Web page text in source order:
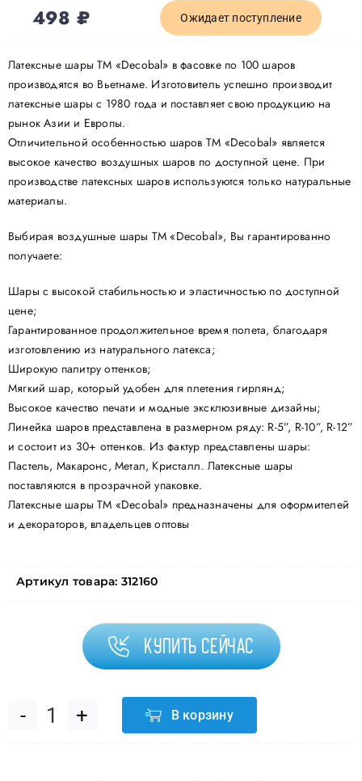
498₽ Ожидает поступление
Латексные шары ТМ «Decobal» в фасовке по 100 шаров
производятся во Вьетнаме. Изготовитель успешно производит
латексные шары с 1980 года и поставляет свою продукцию на
рынок Азии и Европы.
Отличительной особенностью шаров ТМ «Decobal» является
высокое качество воздушных шаров по доступной цене. При
производстве латексных шаров используются только натуральные
материалы.
Выбирая воздушные шары ТМ «Decobal», Вы гарантированно
получаете:
Шары с высокой стабильностью и эластичностью по доступной
цене;
Гарантированное продолжительное время полета, благодаря
изготовлению из натурального латекса;
Широкую палитру оттенков;
Мягкий шар, который удобен для плетения гирлянд;
Высокое качество печати и модные эксклюзивные дизайны;
Линейка шаров представлена в размерном ряду: R-5”, R-10”, R-12”
и состоит из 30+ оттенков. Из фактур представлены шары:
Пастель, Макаронс, Метал, Кристалл. Латексные шары
поставляются в прозрачной упаковке.
Латексные шары ТМ «Decobal» предназначены для оформителей
и декораторов, владельцев оптовы
Артикул товара: 312160
Купить сейчас
Количество
В корзину